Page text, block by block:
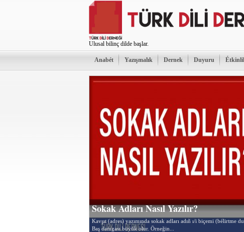
Ulusal bilinç dilde başlar.
Anabét Yazışmalık Dernek Duyuru
Sokak Adları Nasıl Yazılır?
Kavşıt (adres) yazımında sokak adları adıñ ı/i biçemi (bélirtme
Baş damgası büyük olur. Örneğin...